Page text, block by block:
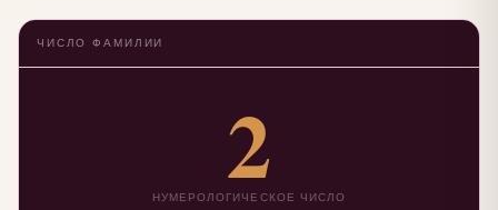
ЧИСЛО ФАМИЛИИ
2
НУМЕРОЛОГИЧЕСКОЕ ЧИСЛО